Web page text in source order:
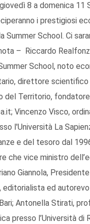
8 a domenica 11
i prestigiosi
Summer School. Ci
– Riccardo
School, noto
direttore
del Territorio,
Vincenzo Visco,
l'Università La
e del tesoro dal
che vice ministro
Giannola,
editorialista ed
Antonella Stirati,
presso l’Università di